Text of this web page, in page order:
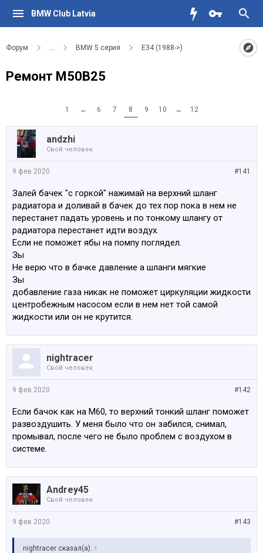
BMW Club Latvia
Форум ... BMW 5 серия E34 (1988->)
Ремонт M50B25
1 ← 6 7 8 9 10 → 12
аndzhi
Свой человек
#141
9 фев 2020
Залей бачек "с горкой" нажимай на верхний шланг
радиатора и доливай в бачек до тех пор пока в нем не
перестанет падать уровень и по тонкому шлангу от
радиатора перестанет идти воздух.
Если не поможет ябы на помпу поглядел.
Зы
Не верю что в бачке давление а шланги мягкие
Зы
добавление газа никак не поможет циркуляции жидкости
центробежным насосом если в нем нет той самой
жидкости или он не крутится.
nightracer
Свой человек
#142
9 фев 2020
Если бачок как на М60, то верхний тонкий шланг поможет
развоздушить. У меня было что он забился, снимал,
промывал, после чего не было проблем с воздухом в
системе.
Andrey45
Свой человек
#143
9 фев 2020
nightracer сказал(а): ↑